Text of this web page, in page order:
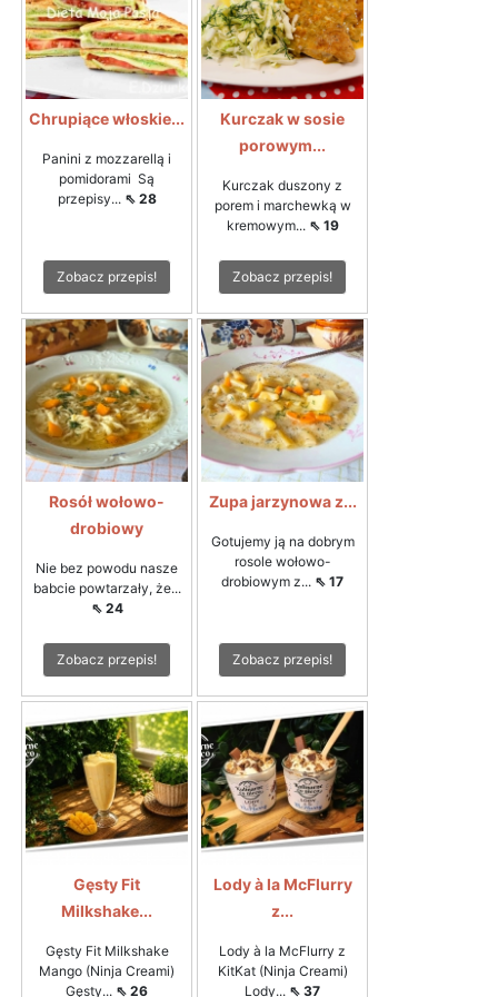
Chrupiące włoskie...
Panini z mozzarellą i
pomidorami Są
przepisy... ⇖ 28
Zobacz przepis!
Kurczak w sosie
porowym...
Kurczak duszony z
porem i marchewką w
kremowym... ⇖ 19
Zobacz przepis!
Rosół wołowo-
drobiowy
Nie bez powodu nasze
babcie powtarzały, że...
⇖ 24
Zobacz przepis!
Zupa jarzynowa z...
Gotujemy ją na dobrym
rosole wołowo-
drobiowym z... ⇖ 17
Zobacz przepis!
Gęsty Fit
Milkshake...
Gęsty Fit Milkshake
Mango (Ninja Creami)
Gęsty... ⇖ 26
Lody à la McFlurry
z...
Lody à la McFlurry z
KitKat (Ninja Creami)
Lody... ⇖ 37